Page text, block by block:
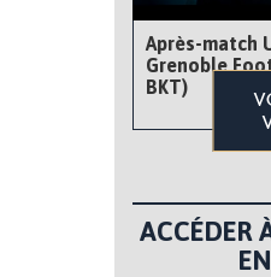
Après-match
Grenoble
BKT)
ACCÉDER